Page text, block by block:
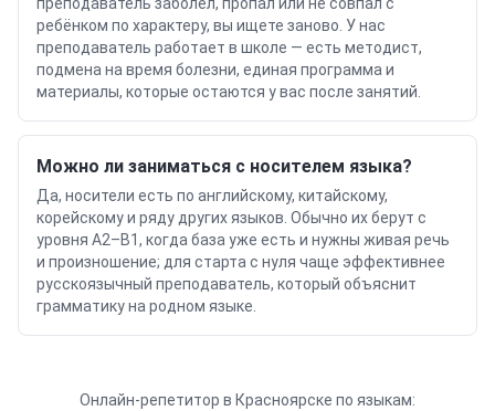
ребёнком по характеру, вы ищете заново. У нас
преподаватель работает в школе — есть методист,
подмена на время болезни, единая программа и
материалы, которые остаются у вас после занятий.
Можно ли заниматься с носителем языка?
Да, носители есть по английскому, китайскому,
корейскому и ряду других языков. Обычно их берут с
уровня A2–B1, когда база уже есть и нужны живая речь
и произношение; для старта с нуля чаще эффективнее
русскоязычный преподаватель, который объяснит
грамматику на родном языке.
Онлайн-репетитор в Красноярске по языкам: